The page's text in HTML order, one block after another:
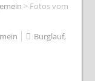
> Fotos vom
Burglauf,